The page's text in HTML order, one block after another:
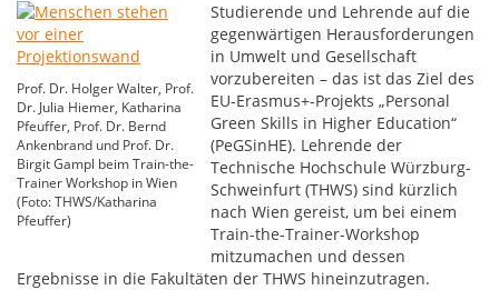
Prof. Dr. Holger Walter, Prof.
Dr. Julia Hiemer, Katharina
Pfeuffer, Prof. Dr. Bernd
Ankenbrand und Prof. Dr.
Birgit Gampl beim Train-the-
Trainer Workshop in Wien
(Foto: THWS/Katharina
Pfeuffer)
Studierende und Lehrende auf die
gegenwärtigen Herausforderungen
in Umwelt und Gesellschaft
vorzubereiten – das ist das Ziel des
EU-Erasmus+-Projekts „Personal
Green Skills in Higher Education“
(PeGSinHE). Lehrende der
Technische Hochschule Würzburg-
Schweinfurt (THWS) sind kürzlich
nach Wien gereist, um bei einem
Train-the-Trainer-Workshop
mitzumachen und dessen
Ergebnisse in die Fakultäten der THWS hineinzutragen.